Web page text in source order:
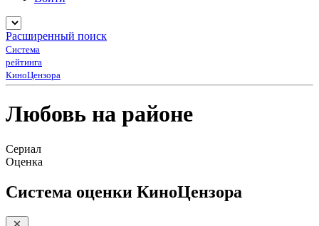
Расширенный поиск
Система
рейтинга
КиноЦензора
Любовь на районе
Сериал
Оценка
Система оценки КиноЦензора